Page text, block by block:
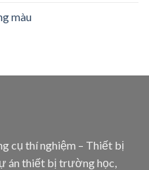
màu
cụ thí nghiệm – Thiết bị
án thiết bị trường học,